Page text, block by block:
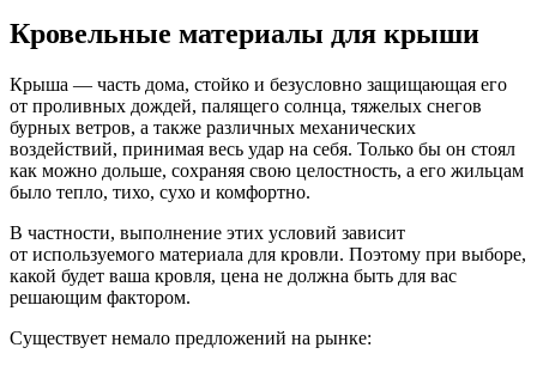
Кровельные материалы для крыши
Крыша — часть дома, стойко и безусловно защищающая его
от проливных дождей, палящего солнца, тяжелых снегов
бурных ветров, а также различных механических
воздействий, принимая весь удар на себя. Только бы он стоял
как можно дольше, сохраняя свою целостность, а его жильцам
было тепло, тихо, сухо и комфортно.
В частности, выполнение этих условий зависит
от используемого материала для кровли. Поэтому при выборе,
какой будет ваша кровля, цена не должна быть для вас
решающим фактором.
Существует немало предложений на рынке: